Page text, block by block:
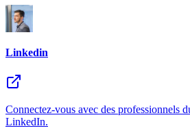
Linkedin
Connectez-vous avec des professionnels
LinkedIn.